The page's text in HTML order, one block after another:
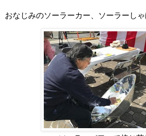
おなじみのソーラーカー、ソーラーしゃ